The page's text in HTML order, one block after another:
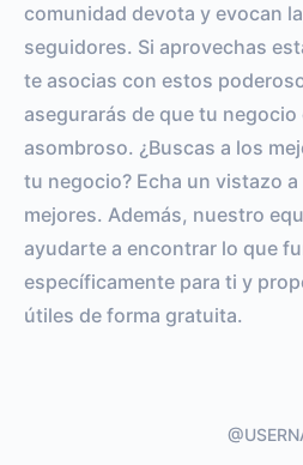
comunidad devota y evocan
seguidores. Si aprovechas
te asocias con estos
asegurarás de que tu
asombroso. ¿Buscas a los
tu negocio? Echa un vistazo
mejores. Además, nuestro
ayudarte a encontrar lo que
específicamente para ti y
útiles de forma gratuita.